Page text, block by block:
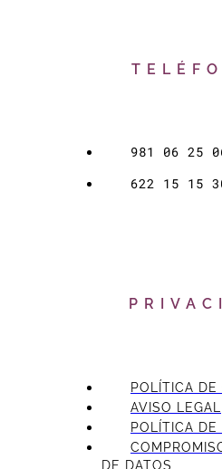
981 06 25
622 15 15
POLÍTICA DE
AVISO LEGAL
POLÍTICA DE
DE DATOS